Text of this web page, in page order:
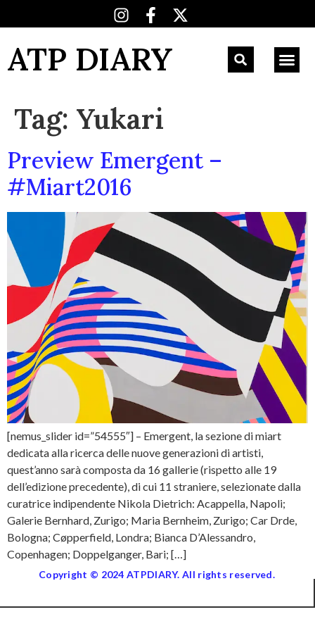
ATP DIARY
Tag: Yukari
Preview Emergent –
#Miart2016
[nemus_slider id=”54555″] – Emergent, la sezione di miart
dedicata alla ricerca delle nuove generazioni di artisti,
quest’anno sarà composta da 16 gallerie (rispetto alle 19
dell’edizione precedente), di cui 11 straniere, selezionate dalla
curatrice indipendente Nikola Dietrich: Acappella, Napoli;
Galerie Bernhard, Zurigo; Maria Bernheim, Zurigo; Car Drde,
Bologna; Cøpperfield, Londra; Bianca D’Alessandro,
Copenhagen; Doppelganger, Bari; […]
Copyright © 2024 ATPDIARY. All rights reserved.